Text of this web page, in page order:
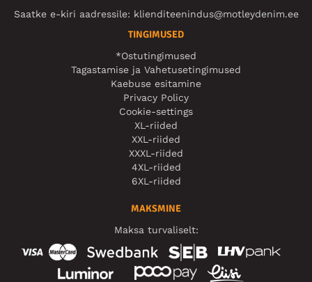
Saatke e-kiri aadressile: klienditeenindus@motleydenim.ee
TINGIMUSED
*Ostutingimused
Tagastamise ja Vahetusetingimused
Kaebuse esitamine
Privacy Policy
Cookie-settings
XL-riided
XXL-riided
XXXL-riided
4XL-riided
6XL-riided
MAKSMINE
Maksa turvaliselt: